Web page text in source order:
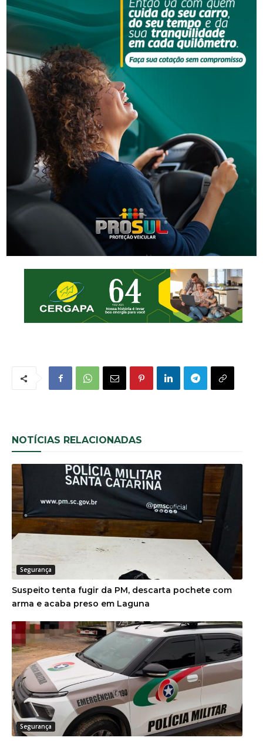
apenas a prática do crime de falsidade ideológica, a maior
parte são indivíduos que auxiliaram na fraude das eleições
da cooperativa assinando documento com pedido de
unidade consumidora em endereço diferente do seu
verdadeiro.
O MPSC entendeu que os requisitos objetivos e subjetivos
do Código de Processo Penal para que lhes fossem
oferecido o acordo de não persecução penal estavam
presentes. Se aceito, o acordo suspende o processo até o
seu cumprimento e, se cumprido, o procedimento é
arquivado. Caso contrário, o processo é retomado.
Fonte: Coordenadoria de Comunicação Social –
Correspondente Regional em Criciúma
NOTÍCIAS RELACIONADAS
Segurança
Suspeito tenta fugir da PM, descarta pochete com
arma e acaba preso em Laguna
Segurança